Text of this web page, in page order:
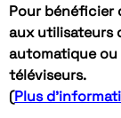
Pour bénéficier
aux utilisateurs
automatique ou
téléviseurs.
(Plus